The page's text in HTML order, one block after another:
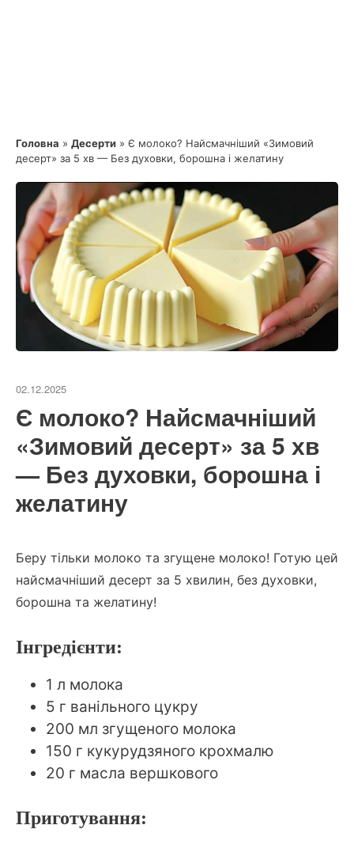
Головна » Десерти » Є молоко? Найсмачніший «Зимовий
десерт» за 5 хв — Без духовки, борошна і желатину
02.12.2025
Є молоко? Найсмачніший
«Зимовий десерт» за 5 хв
— Без духовки, борошна і
желатину
Беру тільки молоко та згущене молоко! Готую цей
найсмачніший десерт за 5 хвилин, без духовки,
борошна та желатину!
Інгредієнти:
1 л молока
5 г ванільного цукру
200 мл згущеного молока
150 г кукурудзяного крохмалю
20 г масла вершкового
Приготування: